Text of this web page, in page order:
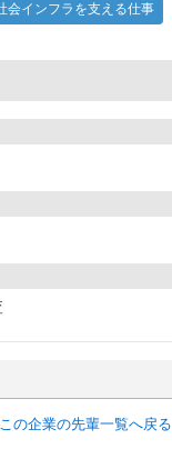
会インフラを支える仕事
この企業の先輩一覧へ戻る